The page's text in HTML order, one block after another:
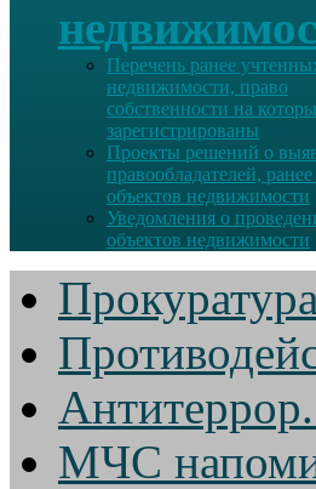
Перечень ранее
недвижимости, право
собственности на
зарегистрированы
Проекты решений о
правообладателей,
объектов недвижимости
Уведомления о
объектов недвижимости
МЧС